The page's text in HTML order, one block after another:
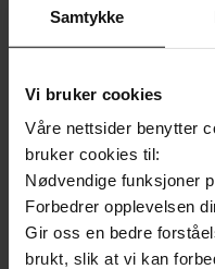
Samtykke
Vi bruker cookies
Våre nettsider benytter
bruker cookies til:
Nødvendige funksjoner
Forbedrer opplevelsen
Gir oss en bedre
brukt, slik at vi kan
Vinner av Rivertonprisen